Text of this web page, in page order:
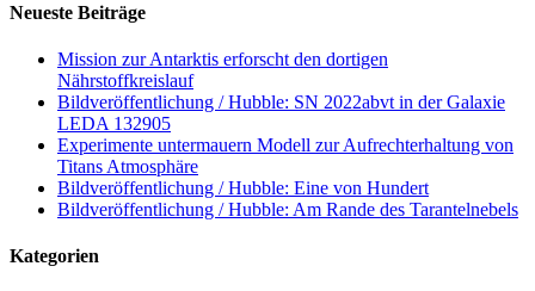
Neueste Beiträge
Mission zur Antarktis erforscht den dortigen
Nährstoffkreislauf
Bildveröffentlichung / Hubble: SN 2022abvt in der Galaxie
LEDA 132905
Experimente untermauern Modell zur Aufrechterhaltung von
Titans Atmosphäre
Bildveröffentlichung / Hubble: Eine von Hundert
Bildveröffentlichung / Hubble: Am Rande des Tarantelnebels
Kategorien